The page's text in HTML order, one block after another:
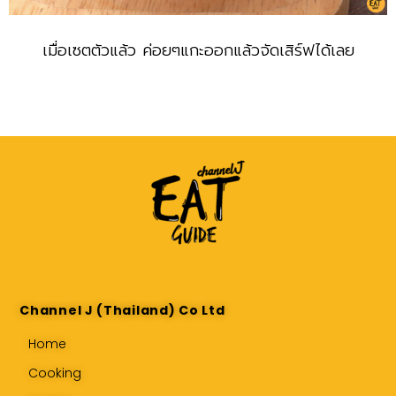
เมื่อเซตตัวแล้ว ค่อยๆแกะออกแล้วจัดเสิร์ฟได้เลย
Channel J (Thailand) Co Ltd
Home
Cooking